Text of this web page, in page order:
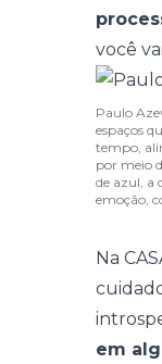
você
Paulo
espaços
tempo,
por meio
de azul, a
emoção,
Na
em